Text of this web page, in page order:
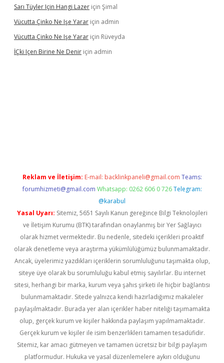
Sarı Tüyler Için Hangi Lazer için Şimal
Vücutta Çinko Ne Işe Yarar için admin
Vücutta Çinko Ne Işe Yarar için Rüveyda
İÇki Içen Birine Ne Denir için admin
Reklam ve İletişim: E-mail: backlinkpaneli@gmail.com Teams:
forumhizmeti@gmail.com Whatsapp: 0262 606 0 726 Telegram:
@karabul
Yasal Uyarı: Sitemiz, 5651 Sayılı Kanun gereğince Bilgi Teknolojileri
ve İletişim Kurumu (BTK) tarafından onaylanmış bir Yer Sağlayıcı
olarak hizmet vermektedir. Bu nedenle, sitedeki içerikleri proaktif
olarak denetleme veya araştırma yükümlülüğümüz bulunmamaktadır.
Ancak, üyelerimiz yazdıkları içeriklerin sorumluluğunu taşımakta olup,
siteye üye olarak bu sorumluluğu kabul etmiş sayılırlar. Bu internet
sitesi, herhangi bir marka, kurum veya şahıs şirketi ile hiçbir bağlantısı
bulunmamaktadır. Sitede yalnızca kendi hazırladığımız makaleler
paylaşılmaktadır. Burada yer alan içerikler haber niteliği taşımamakta
olup, gerçek kurum ve kişiler hakkında paylaşım yapılmamaktadır.
Gerçek kurum ve kişiler ile isim benzerlikleri tamamen tesadüfidir.
Sitemiz, kar amacı gütmeyen ve tamamen ücretsiz bir bilgi paylaşım
platformudur. Hukuka ve yasal düzenlemelere aykırı olduğunu